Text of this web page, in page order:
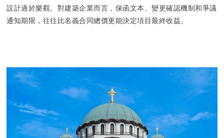
設計過於樂觀。對建築企業而言，保函文本、變更確認機制和爭議
通知期限，往往比名義合同總價更能決定項目最終收益。